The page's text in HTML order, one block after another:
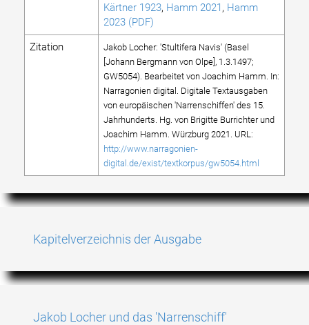
Kärtner 1923, Hamm 2021 , Hamm
2023 (PDF)
Zitation
Jakob Locher: 'Stultifera Navis' (Basel
[Johann Bergmann von Olpe], 1.3.1497;
GW5054). Bearbeitet von Joachim Hamm. In:
Narragonien digital. Digitale Textausgaben
von europäischen 'Narrenschiffen' des 15.
Jahrhunderts. Hg. von Brigitte Burrichter und
Joachim Hamm. Würzburg 2021. URL:
http://www.narragonien-
digital.de/exist/textkorpus/gw5054.html
Kapitelverzeichnis der Ausgabe
Jakob Locher und das 'Narrenschiff'